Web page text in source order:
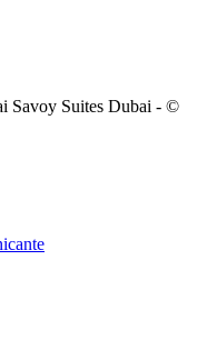
Savoy Suites Dubai - ©